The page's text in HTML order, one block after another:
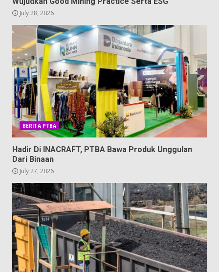
July 28, 2026
BERITA PTBA
Hadir Di INACRAFT, PTBA Bawa Produk Unggulan
Dari Binaan
July 27, 2026